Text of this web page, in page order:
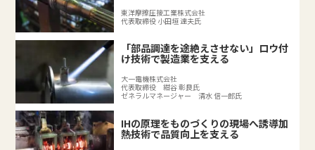
東洋摩擦圧接工業株式会社
代表取締役 小田垣 達夫氏
「部品調達を途絶えさせない」ロウ付
け技術で製造業を支える
大一電機株式会社
代表取締役 紺谷 彰良氏
ゼネラルマネージャー 清水 信一郎氏
IHの原理をものづくりの現場へ誘導加
熱技術で品質向上を支える